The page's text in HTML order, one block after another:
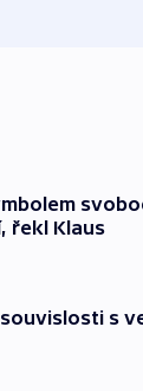
řekl Klaus
s